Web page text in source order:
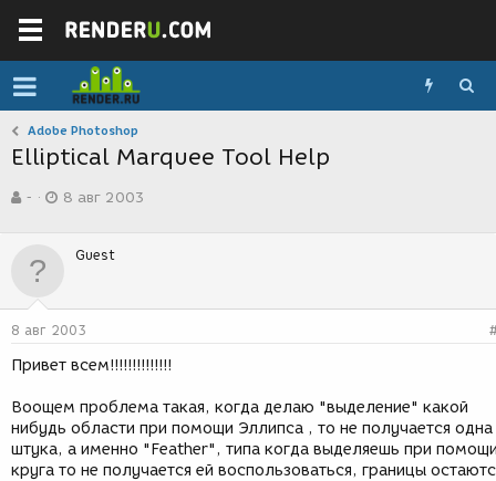
Adobe Photoshop
Elliptical Marquee Tool Help
в
р
-
а
д
н
я
8 авг 2003
Guest
8 авг 2003
Привет всем!!!!!!!!!!!!!!
Воощем проблема такая, когда делаю "выделение" какой
нибудь области при помощи Эллипса , то не получается одна
штука, а именно "Feather", типа когда выделяешь при
круга то не получается ей воспользоваться, границы